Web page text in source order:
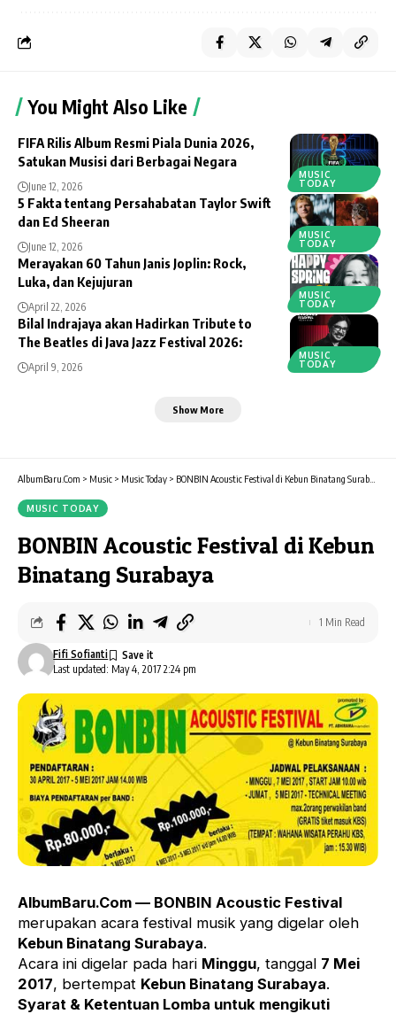
You Might Also Like
MUSIC
TODAY
FIFA Rilis Album Resmi Piala Dunia 2026,
Satukan Musisi dari Berbagai Negara
June 12, 2026
MUSIC
TODAY
5 Fakta tentang Persahabatan Taylor Swift
dan Ed Sheeran
June 12, 2026
MUSIC
TODAY
Merayakan 60 Tahun Janis Joplin: Rock,
Luka, dan Kejujuran
April 22, 2026
MUSIC
TODAY
Bilal Indrajaya akan Hadirkan Tribute to
The Beatles di Java Jazz Festival 2026:
April 9, 2026
Show More
AlbumBaru.Com > Music > Music Today > BONBIN Acoustic Festival di Kebun Binatang Surabaya
MUSIC TODAY
BONBIN Acoustic Festival di Kebun
Binatang Surabaya
Last updated: May 4, 2017 2:24 pm
Fifi Sofianti
1 Min Read
AlbumBaru.Com — BONBIN Acoustic Festival
merupakan acara festival musik yang digelar oleh
Kebun Binatang Surabaya.
Acara ini digelar pada hari Minggu, tanggal 7 Mei
2017, bertempat Kebun Binatang Surabaya.
Syarat & Ketentuan Lomba untuk mengikuti